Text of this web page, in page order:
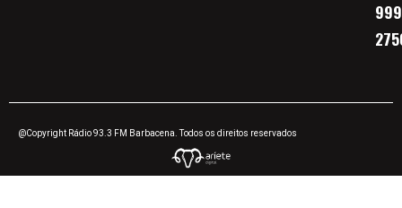
@Copyright Rádio 93.3 FM Barbacena. Todos os direitos reservados